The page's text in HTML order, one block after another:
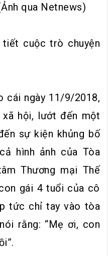
qua Netnews)
cuộc trò chuyện
cái ngày 11/9/2018,
hội, lướt đến một
sự kiện khủng bố
hình ảnh của Tòa
Thương mại Thế
gái 4 tuổi của cô
tức chỉ tay vào tòa
rằng: “Mẹ ơi, con